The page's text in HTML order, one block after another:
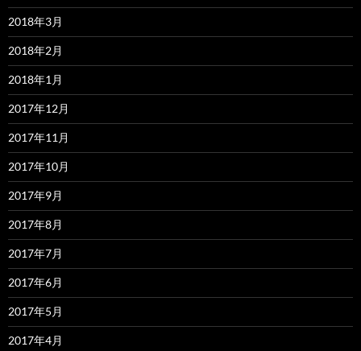
2018年3月
2018年2月
2018年1月
2017年12月
2017年11月
2017年10月
2017年9月
2017年8月
2017年7月
2017年6月
2017年5月
2017年4月